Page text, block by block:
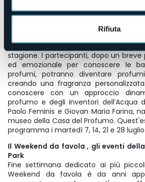
Rifiuta
Sempre più vocata alle attività
Profumo ha già ospitato numerosi
“Profumo su misura: viaggio nella
prenotazione; i laboratori
stagione. I partecipanti, dopo un
ed emozionale per conoscere le
profumi, potranno diventare
creando una fragranza
conoscere con un approccio
profumo e degli inventori dell’Acqua
Paolo Feminis e Giovan Maria Farina,
museo della Casa del Profumo.
programma i martedì 7, 14, 21 e 28 luglio.
Il Weekend da favola , gli eventi
Park
Fine settimana dedicato ai più
Weekend da favola è da anni